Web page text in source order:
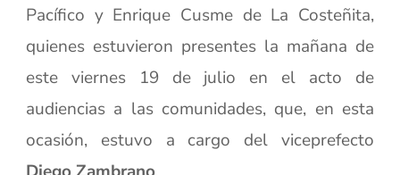
Pacífico y Enrique Cusme de La Costeñita,
quienes estuvieron presentes la mañana de
este viernes 19 de julio en el acto de
audiencias a las comunidades, que, en esta
ocasión, estuvo a cargo del viceprefecto